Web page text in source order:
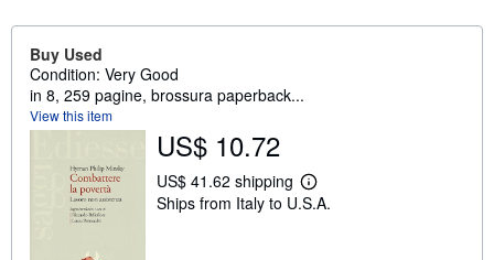
Buy Used
Condition: Very Good
in 8, 259 pagine, brossura paperback...
View this item
US$ 10.72
US$ 41.62 shipping
L
e
Ships from Italy to U.S.A.